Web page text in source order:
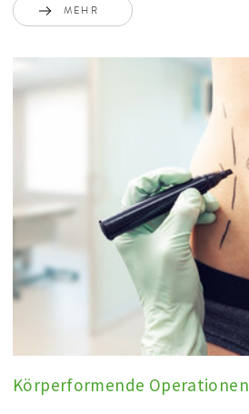
MEHR
Körperformende Operationen